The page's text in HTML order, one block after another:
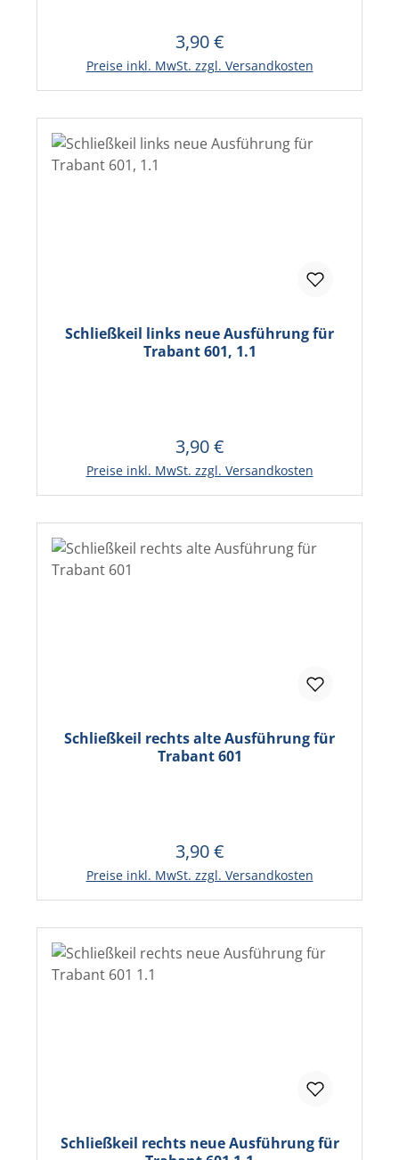
Regulärer Preis:
3,90 €
Preise inkl. MwSt. zzgl. Versandkosten
In den Warenkorb
Schließkeil links neue Ausführung für
Trabant 601, 1.1
Regulärer Preis:
3,90 €
Preise inkl. MwSt. zzgl. Versandkosten
In den Warenkorb
Schließkeil rechts alte Ausführung für
Trabant 601
Regulärer Preis:
3,90 €
Preise inkl. MwSt. zzgl. Versandkosten
In den Warenkorb
Schließkeil rechts neue Ausführung für